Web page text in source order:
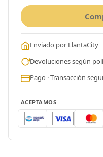
Enviado por LlantaCity
Devoluciones según
Pago · Transacción
ACEPTAMOS